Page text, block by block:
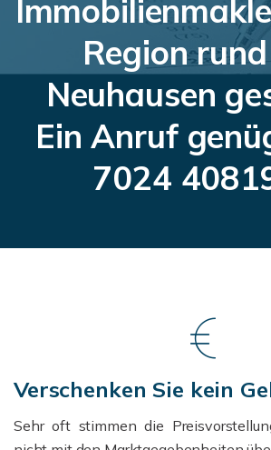
Region
Neuhausen
Ein Anruf
7024
Verschenken Sie kein
Sehr oft stimmen die